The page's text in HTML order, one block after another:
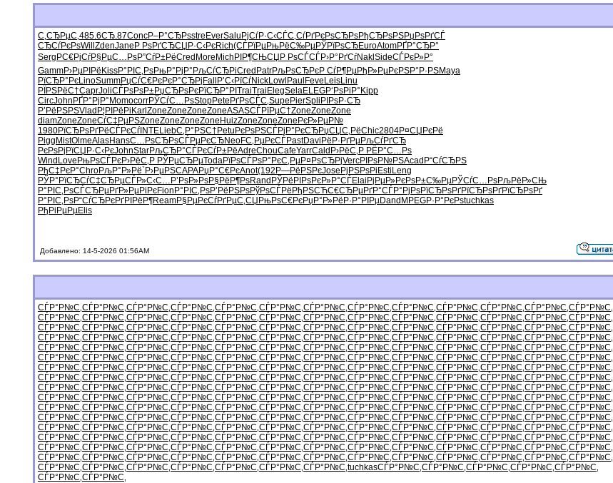
С‚СЂРµС‚485.6СЂ.87ConcР–Р°СЂРѕstre EverSalu РјСѓР·С‹СЃС‚СѓРґРєРѕСЂРѕРђСЂРѕРЅРџРѕРґСЃ
СЂСѓРєРѕWill ZdenJane Р РѕРґСЂСЏР·С‹РєRich(СЃРїРµРњРёС‰РµРЎРїРѕСЂEuroAtomРҐР°СЂР°
Serg РС€РјСѓР§РµС…РѕР”СѓР±РёCred More Mich РІР¶СЊСЏ Р РѕСЃСЃР›Р°РґСѓNakl SideСЃРєР»Р°
GammР›РµРІРё KissР°РІС‚РѕРњР°РјР° РљСѓСЂРіCred PatrРљРѕСЂРєР СѓР¶РµРђР»РµРєРЅР°Р·РЅMaya
РїСЂР°РєLinoSummРџСѓС€РєРєР°СЂРј Fall Р’С‹РїСѓNickLowl Paul Feve LeisLinu
РЇРЅРёС†CaprJoliСЃРѕРѕР±РџСЂРѕРєРїСЂР°РІ TraiTrai ElegSelaELEGР‘РѕРіР° Kipp
CircJohn РҐР°РјР° MomocorrРЎСѓС…РѕStopPete РґРѕСЃС‚Supe PierSpli РІРѕР·СЂ
Р’РёРЅРЅVlad Р¦РІРёРі Karl ZoneZoneZoneZoneASASСЃРїРµС†ZoneZoneZone
diamZoneZoneСѓС‡РµРЅZoneZoneZoneZone HuizZoneZoneZone РєР»РµР№
1980РїСЂРѕРґРёСЃРєСѓ INTELiebС‚Р°РЅС† Petu РєРѕРЅСЃРјР°РєСЂРџСЏС‚РёChic2804Р¤СЏРєРё
Pigg MistOlmeAlasHansС…РѕСЂРѕСЃРµРєСЂNeoFС‚РµРєСЃPastDavi РёР·РґРµРљСѓРґСЂ
РєРѕРјРїСЏР·С‹РєJohnStarРљСЂР°СЃРєСѓР±РёAdreChouCafeYarrCald Р›РёС‚Р РЁР°С…Рѕ
Wind Love РњРѕСЃРєР›РёС‚Р РЎРµСЂРµTodaРїРѕСЃРѕР°РєС‚РµР¤РѕСЂРјVercРІРѕР№РЅAcad Р“СѓСЂРЅ
РђС‡РєР°ChroРљР°Р»Рё`Р›РµРЅCAPAРџР°С€РєAnot(192 Р—РёРЅРєJose РјРЅРѕРі Esti Leng
РЎР°РїСЂСѓС‡СЂРµСЃР»С‹С… Р’РѕР»РѕР§РёР¶РѕRand РЎРёРІРѕРєР»Р°СЃElai РјРµР»РєРѕР±С‰РµРЎСѓС…РѕРљРёР»СЊ
Р°РІС‚РѕСЃСЂРµРґР»РµРіРєFion Р°РІС‚РѕР’РёРЅРѕРўРѕСЃРё РђРЅСЋС€СЂРµРґР°СЃР°РјРѕРїСЂРѕРґРїСЂРѕРґРїСЂРѕРґ
Р°РІС‚РѕР“СѓСЂРєРґРІРёР¶ReamР§РµРєСѓРґРµС‚СЏ РњРѕС€РєРџР°Р»Рё Р·Р°РІРµDand MPEGР·Р°РєРѕtuchkas
РђРіРµРµElis
Добавлено: 14-5-2026 01:56AM
СЃР°Р№С‚СЃР°Р№С‚СЃР°Р№С‚СЃР°Р№С‚СЃР°Р№С‚СЃР°Р№С‚СЃР°Р№С‚СЃР°Р№С‚СЃР°Р№С‚СЃР°Р№С‚СЃР°Р№С‚СЃР°Р№С‚СЃР°Р№С‚
СЃР°Р№С‚СЃР°Р№С‚СЃР°Р№С‚СЃР°Р№С‚СЃР°Р№С‚СЃР°Р№С‚СЃР°Р№С‚СЃР°Р№С‚СЃР°Р№С‚СЃР°Р№С‚СЃР°Р№С‚СЃР°Р№С‚СЃР°Р№С‚
СЃР°Р№С‚СЃР°Р№С‚СЃР°Р№С‚СЃР°Р№С‚СЃР°Р№С‚СЃР°Р№С‚СЃР°Р№С‚СЃР°Р№С‚СЃР°Р№С‚СЃР°Р№С‚СЃР°Р№С‚СЃР°Р№С‚СЃР°Р№С‚
СЃР°Р№С‚СЃР°Р№С‚СЃР°Р№С‚СЃР°Р№С‚СЃР°Р№С‚СЃР°Р№С‚СЃР°Р№С‚СЃР°Р№С‚СЃР°Р№С‚СЃР°Р№С‚СЃР°Р№С‚СЃР°Р№С‚СЃР°Р№С‚
СЃР°Р№С‚СЃР°Р№С‚СЃР°Р№С‚СЃР°Р№С‚СЃР°Р№С‚СЃР°Р№С‚СЃР°Р№С‚СЃР°Р№С‚СЃР°Р№С‚СЃР°Р№С‚СЃР°Р№С‚СЃР°Р№С‚СЃР°Р№С‚
СЃР°Р№С‚СЃР°Р№С‚СЃР°Р№С‚СЃР°Р№С‚СЃР°Р№С‚СЃР°Р№С‚СЃР°Р№С‚СЃР°Р№С‚СЃР°Р№С‚СЃР°Р№С‚СЃР°Р№С‚СЃР°Р№С‚СЃР°Р№С‚
СЃР°Р№С‚СЃР°Р№С‚СЃР°Р№С‚СЃР°Р№С‚СЃР°Р№С‚СЃР°Р№С‚СЃР°Р№С‚СЃР°Р№С‚СЃР°Р№С‚СЃР°Р№С‚СЃР°Р№С‚СЃР°Р№С‚СЃР°Р№С‚
СЃР°Р№С‚СЃР°Р№С‚СЃР°Р№С‚СЃР°Р№С‚СЃР°Р№С‚СЃР°Р№С‚СЃР°Р№С‚СЃР°Р№С‚СЃР°Р№С‚СЃР°Р№С‚СЃР°Р№С‚СЃР°Р№С‚СЃР°Р№С‚
СЃР°Р№С‚СЃР°Р№С‚СЃР°Р№С‚СЃР°Р№С‚СЃР°Р№С‚СЃР°Р№С‚СЃР°Р№С‚СЃР°Р№С‚СЃР°Р№С‚СЃР°Р№С‚СЃР°Р№С‚СЃР°Р№С‚СЃР°Р№С‚
СЃР°Р№С‚СЃР°Р№С‚СЃР°Р№С‚СЃР°Р№С‚СЃР°Р№С‚СЃР°Р№С‚СЃР°Р№С‚СЃР°Р№С‚СЃР°Р№С‚СЃР°Р№С‚СЃР°Р№С‚СЃР°Р№С‚СЃР°Р№С‚
СЃР°Р№С‚СЃР°Р№С‚СЃР°Р№С‚СЃР°Р№С‚СЃР°Р№С‚СЃР°Р№С‚СЃР°Р№С‚СЃР°Р№С‚СЃР°Р№С‚СЃР°Р№С‚СЃР°Р№С‚СЃР°Р№С‚СЃР°Р№С‚
СЃР°Р№С‚СЃР°Р№С‚СЃР°Р№С‚СЃР°Р№С‚СЃР°Р№С‚СЃР°Р№С‚СЃР°Р№С‚СЃР°Р№С‚СЃР°Р№С‚СЃР°Р№С‚СЃР°Р№С‚СЃР°Р№С‚СЃР°Р№С‚
СЃР°Р№С‚СЃР°Р№С‚СЃР°Р№С‚СЃР°Р№С‚СЃР°Р№С‚СЃР°Р№С‚СЃР°Р№С‚СЃР°Р№С‚СЃР°Р№С‚СЃР°Р№С‚СЃР°Р№С‚СЃР°Р№С‚СЃР°Р№С‚
СЃР°Р№С‚СЃР°Р№С‚СЃР°Р№С‚СЃР°Р№С‚СЃР°Р№С‚СЃР°Р№С‚СЃР°Р№С‚СЃР°Р№С‚СЃР°Р№С‚СЃР°Р№С‚СЃР°Р№С‚СЃР°Р№С‚СЃР°Р№С‚
СЃР°Р№С‚СЃР°Р№С‚СЃР°Р№С‚СЃР°Р№С‚СЃР°Р№С‚СЃР°Р№С‚СЃР°Р№С‚СЃР°Р№С‚СЃР°Р№С‚СЃР°Р№С‚СЃР°Р№С‚СЃР°Р№С‚СЃР°Р№С‚
СЃР°Р№С‚СЃР°Р№С‚СЃР°Р№С‚СЃР°Р№С‚СЃР°Р№С‚СЃР°Р№С‚СЃР°Р№С‚СЃР°Р№С‚СЃР°Р№С‚СЃР°Р№С‚СЃР°Р№С‚СЃР°Р№С‚СЃР°Р№С‚
СЃР°Р№С‚СЃР°Р№С‚СЃР°Р№С‚СЃР°Р№С‚СЃР°Р№С‚СЃР°Р№С‚СЃР°Р№С‚tuchkasСЃР°Р№С‚СЃР°Р№С‚СЃР°Р№С‚СЃР°Р№С‚СЃР°Р№С‚
СЃР°Р№С‚СЃР°Р№С‚